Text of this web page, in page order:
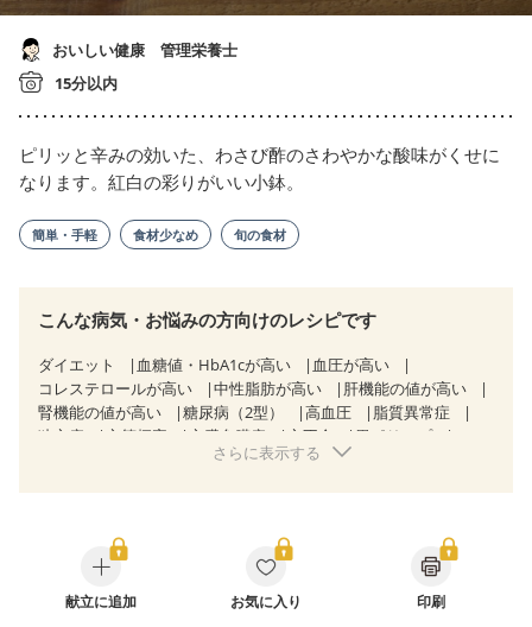
おいしい健康 管理栄養士
15分以内
ピリッと辛みの効いた、わさび酢のさわやかな酸味がくせに
なります。紅白の彩りがいい小鉢。
簡単・手軽 食材少なめ 旬の食材
こんな病気・お悩みの方向けのレシピです
ダイエット 血糖値・HbA1cが高い
血圧が高い
コレステロールが高い
中性脂肪が高い
肝機能の値が高い
腎機能の値が高い
糖尿病（2型） 高血圧
脂質異常症
狭心症
心筋梗塞 心臓弁膜症 心不全
胃ポリープ
慢性膵炎（移行期・寛解期）
CKD（ステージ３a）
乳がん（抗がん剤治療中）
乳がん（ホルモン療法中）
乳がん（放射線治療中）
乳がん治療を終えた方・経過観察中の方など
さらに表示する
献立に追加 お気に入り 印刷